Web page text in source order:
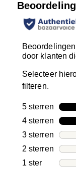
door klanten
Selecteer
filteren.
5 sterren sterren
4 sterren sterren
3 sterren sterren
2 sterren sterren
1 ster sterren